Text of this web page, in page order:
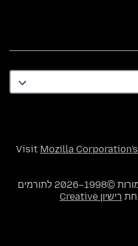
Visit Mozilla Corporation's
הזכויות של חלקים מתוכן זה שמורות ©1998–2026 לתורמים
רישיון Creative